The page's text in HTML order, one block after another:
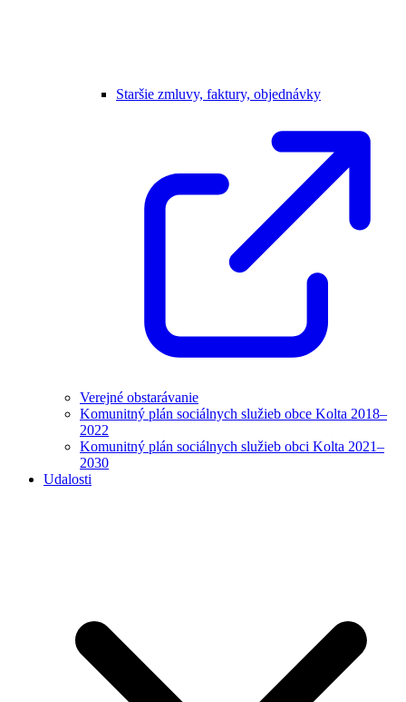
Staršie zmluvy, faktury, objednávky
Verejné obstarávanie
Komunitný plán sociálnych služieb obce Kolta 2018–
2022
Komunitný plán sociálnych služieb obci Kolta 2021–
2030
Udalosti